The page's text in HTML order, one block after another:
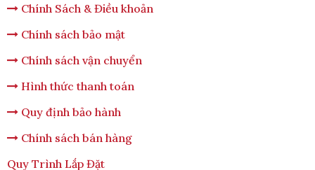
Chính Sách & Điều khoản
Chính sách bảo mật
Chính sách vận chuyển
Hình thức thanh toán
Quy định bảo hành
Chính sách bán hàng
Quy Trình Lắp Đặt